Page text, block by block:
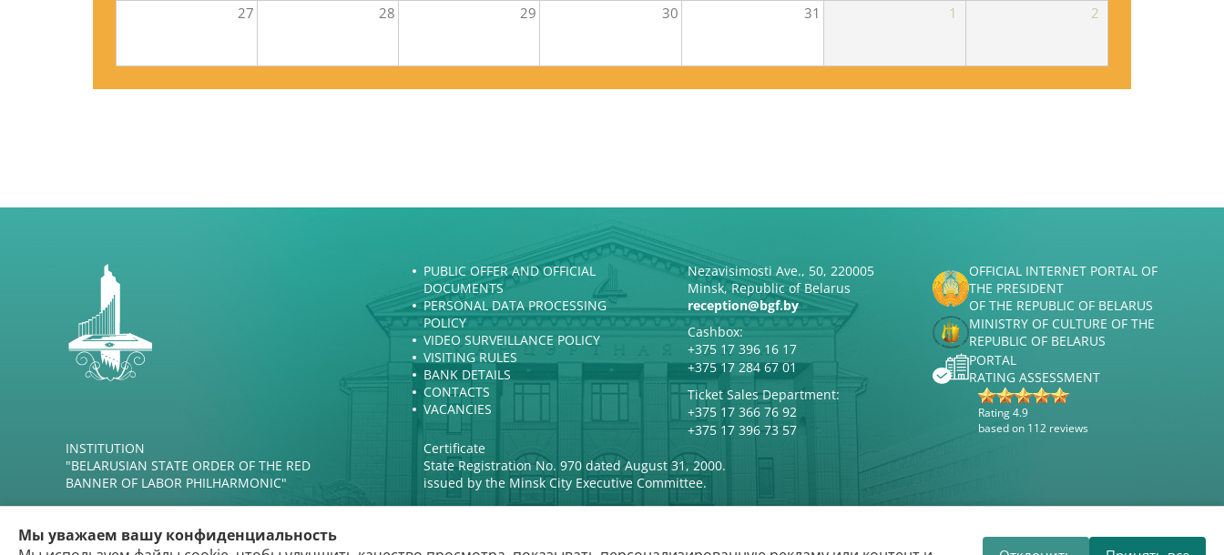
27 28 29 30 31 1 2
INSTITUTION
"BELARUSIAN STATE ORDER OF THE RED
BANNER OF LABOR PHILHARMONIC"
PUBLIC OFFER AND OFFICIAL
DOCUMENTS
PERSONAL DATA PROCESSING
POLICY
VIDEO SURVEILLANCE POLICY
VISITING RULES
BANK DETAILS
CONTACTS
VACANCIES
Nezavisimosti Ave., 50, 220005
Minsk, Republic of Belarus
reception@bgf.by
Cashbox:
+375 17 396 16 17
+375 17 284 67 01
Ticket Sales Department:
+375 17 366 76 92
+375 17 396 73 57
Certificate
State Registration No. 970 dated August 31, 2000.
issued by the Minsk City Executive Committee.
OFFICIAL INTERNET PORTAL OF
THE PRESIDENT
OF THE REPUBLIC OF BELARUS
MINISTRY OF CULTURE OF THE
REPUBLIC OF BELARUS
PORTAL
RATING ASSESSMENT
Rating 4.9
based on 112 reviews
Мы уважаем вашу конфиденциальность